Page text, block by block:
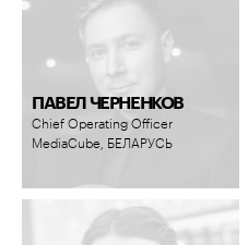
ПАВЕЛ ЧЕРНЕНКОВ
Chief Operating Officer
MediaCube, БЕЛАРУСЬ